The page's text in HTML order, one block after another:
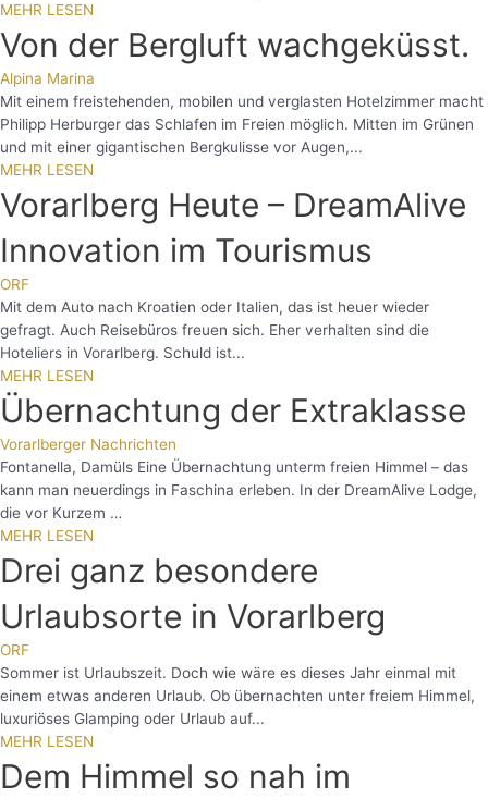
MEHR LESEN
Von der Bergluft wachgeküsst.
Alpina Marina
Mit einem freistehenden, mobilen und verglasten Hotelzimmer macht
Philipp Herburger das Schlafen im Freien möglich. Mitten im Grünen
und mit einer gigantischen Bergkulisse vor Augen,...
MEHR LESEN
Vorarlberg Heute – DreamAlive
Innovation im Tourismus
ORF
Mit dem Auto nach Kroatien oder Italien, das ist heuer wieder
gefragt. Auch Reisebüros freuen sich. Eher verhalten sind die
Hoteliers in Vorarlberg. Schuld ist...
MEHR LESEN
Übernachtung der Extraklasse
Vorarlberger Nachrichten
Fontanella, Damüls Eine Übernachtung unterm freien Himmel – das
kann man neuerdings in Faschina erleben. In der DreamAlive Lodge,
die vor Kurzem …
MEHR LESEN
Drei ganz besondere
Urlaubsorte in Vorarlberg
ORF
Sommer ist Urlaubszeit. Doch wie wäre es dieses Jahr einmal mit
einem etwas anderen Urlaub. Ob übernachten unter freiem Himmel,
luxuriöses Glamping oder Urlaub auf...
MEHR LESEN
Dem Himmel so nah im